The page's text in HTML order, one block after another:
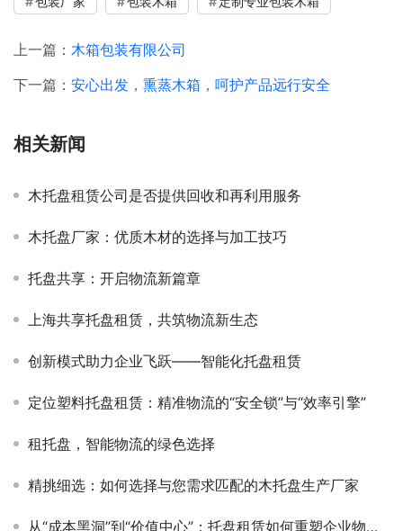
上一篇： 木箱包装有限公司
下一篇： 安心出发，熏蒸木箱，呵护产品远行安全
相关新闻
木托盘租赁公司是否提供回收和再利用服务
木托盘厂家：优质木材的选择与加工技巧
托盘共享：开启物流新篇章
上海共享托盘租赁，共筑物流新生态
创新模式助力企业飞跃——智能化托盘租赁
定位塑料托盘租赁：精准物流的“安全锁”与“效率引擎”
租托盘，智能物流的绿色选择
精挑细选：如何选择与您需求匹配的木托盘生产厂家
从“成本黑洞”到“价值中心”：托盘租赁如何重塑企业物流？